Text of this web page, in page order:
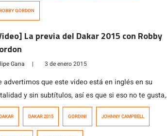
el salto de la rampa. El Gordini tuvo […]
GORDON
La previa del Dakar 2015 con Robby
Gana | 3 de enero 2015
advertimos que este video está en inglés en su
y sin subtítulos, así es que si eso no te gusta,
no es tu post. Si superaste la advertencia, tenemos
DAKAR 2015 GORDINI JOHNNY CAMPBELL